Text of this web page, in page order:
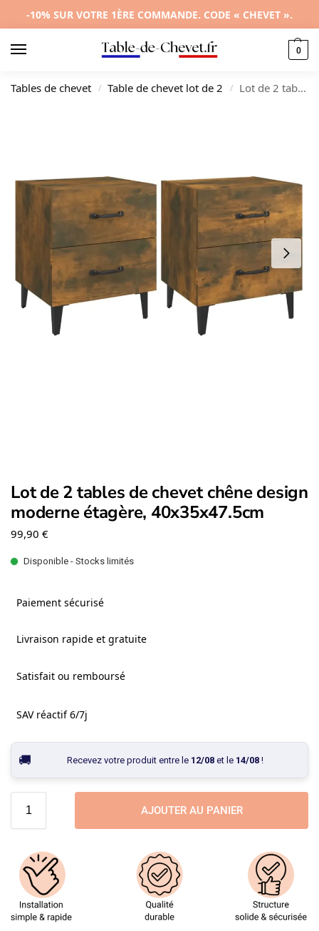
-10% SUR VOTRE 1ÈRE COMMANDE. CODE « CHEVET ».
0
Tables de chevet / Table de chevet lot de 2 / Lot de 2 tables de chevet chêne design moderne étagère, 40x35x47.5cm
Lot de 2 tables de chevet chêne design
moderne étagère, 40x35x47.5cm
99,90 €
Disponible - Stocks limités
Paiement sécurisé
Livraison rapide et gratuite
Satisfait ou remboursé
SAV réactif 6/7j
Recevez votre produit entre le 12/08et le 14/08!
AJOUTER AU PANIER